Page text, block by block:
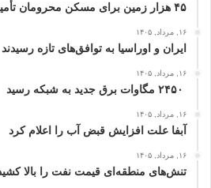
۴۵ هزار زمین برای مسکن محرومان تأمین شد
۱۶, مرداد, ۱۴۰۵
ایران و اوراسیا به توافق‌های تازه رسیدند
۱۶, مرداد, ۱۴۰۵
۱۶, مرداد, ۱۴۰۵
آبفا علت افزایش قبض آب را اعلام کرد
۱۶, مرداد, ۱۴۰۵
تنش‌های منطقه‌ای قیمت نفت را بالا